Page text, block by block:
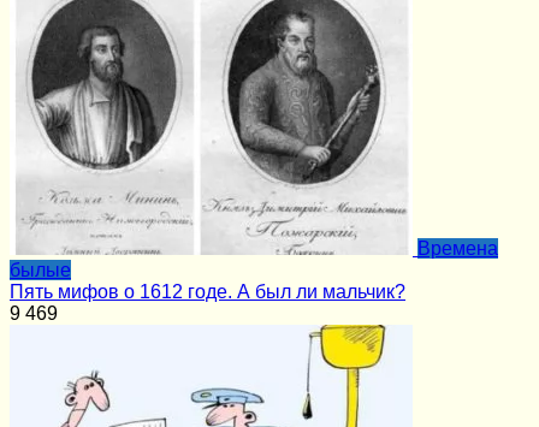
Времена
былые
Пять мифов о 1612 годе. А был ли мальчик?
9 469